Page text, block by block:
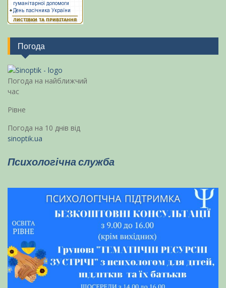
Погода
Погода на найближчий
час
Рівне
Погода на 10 днів від
sinoptik.ua
Психологічна служба